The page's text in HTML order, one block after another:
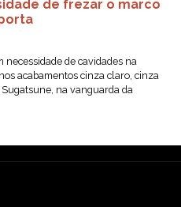
de frezar o marco
necessidade de cavidades na
acabamentos cinza claro, cinza
na vanguarda da